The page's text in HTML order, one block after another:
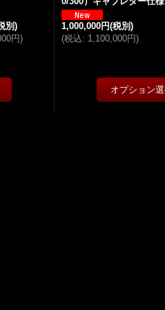
別)
円)
1,000,000円(税別)
(税込: 1,100,000円)